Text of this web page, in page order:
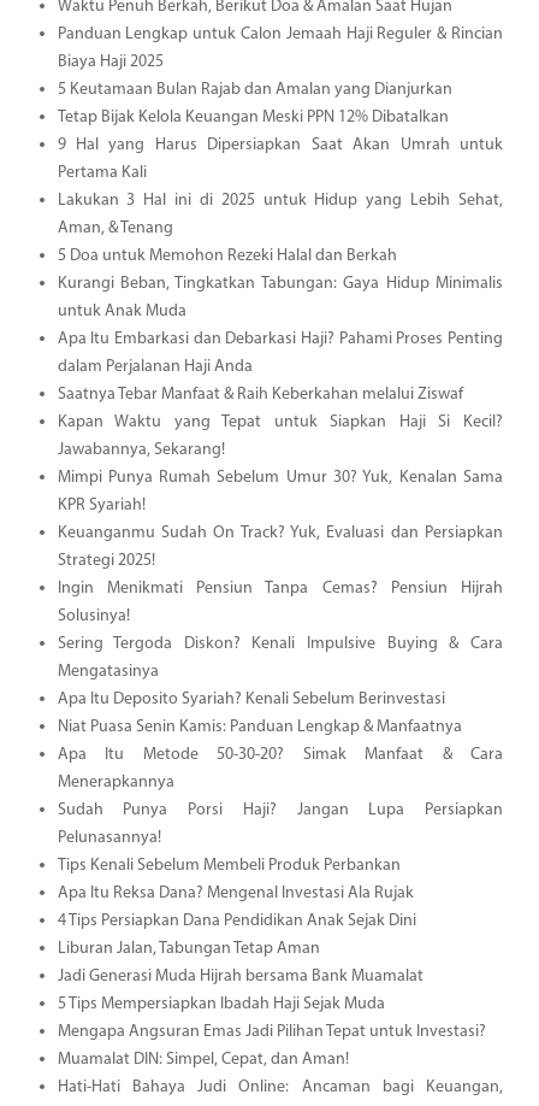
Waktu Penuh Berkah, Berikut Doa & Amalan Saat Hujan
Panduan Lengkap untuk Calon Jemaah Haji Reguler & Rincian
Biaya Haji 2025
5 Keutamaan Bulan Rajab dan Amalan yang Dianjurkan
Tetap Bijak Kelola Keuangan Meski PPN 12% Dibatalkan
9 Hal yang Harus Dipersiapkan Saat Akan Umrah untuk
Pertama Kali
Lakukan 3 Hal ini di 2025 untuk Hidup yang Lebih Sehat,
Aman, & Tenang
5 Doa untuk Memohon Rezeki Halal dan Berkah
Kurangi Beban, Tingkatkan Tabungan: Gaya Hidup Minimalis
untuk Anak Muda
Apa Itu Embarkasi dan Debarkasi Haji? Pahami Proses Penting
dalam Perjalanan Haji Anda
Saatnya Tebar Manfaat & Raih Keberkahan melalui Ziswaf
Kapan Waktu yang Tepat untuk Siapkan Haji Si Kecil?
Jawabannya, Sekarang!
Mimpi Punya Rumah Sebelum Umur 30? Yuk, Kenalan Sama
KPR Syariah!
Keuanganmu Sudah On Track? Yuk, Evaluasi dan Persiapkan
Strategi 2025!
Ingin Menikmati Pensiun Tanpa Cemas? Pensiun Hijrah
Solusinya!
Sering Tergoda Diskon? Kenali Impulsive Buying & Cara
Mengatasinya
Apa Itu Deposito Syariah? Kenali Sebelum Berinvestasi
Niat Puasa Senin Kamis: Panduan Lengkap & Manfaatnya
Apa Itu Metode 50-30-20? Simak Manfaat & Cara
Menerapkannya
Sudah Punya Porsi Haji? Jangan Lupa Persiapkan
Pelunasannya!
Tips Kenali Sebelum Membeli Produk Perbankan
Apa Itu Reksa Dana? Mengenal Investasi Ala Rujak
4 Tips Persiapkan Dana Pendidikan Anak Sejak Dini
Liburan Jalan, Tabungan Tetap Aman
Jadi Generasi Muda Hijrah bersama Bank Muamalat
5 Tips Mempersiapkan Ibadah Haji Sejak Muda
Mengapa Angsuran Emas Jadi Pilihan Tepat untuk Investasi?
Muamalat DIN: Simpel, Cepat, dan Aman!
Hati-Hati Bahaya Judi Online: Ancaman bagi Keuangan,